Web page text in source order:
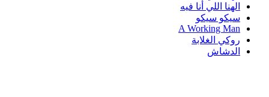
الهنا اللي أنا فيه
سيكو سيكو
A Working Man
روكي الغلابة
الدشاش